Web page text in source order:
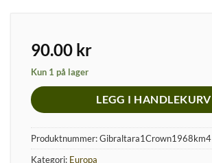
90.00 kr
Kun 1 på lager
LEGG I HANDLEKURV
Produktnummer:Gibraltara1Crown1968km4
Kategori: Europa